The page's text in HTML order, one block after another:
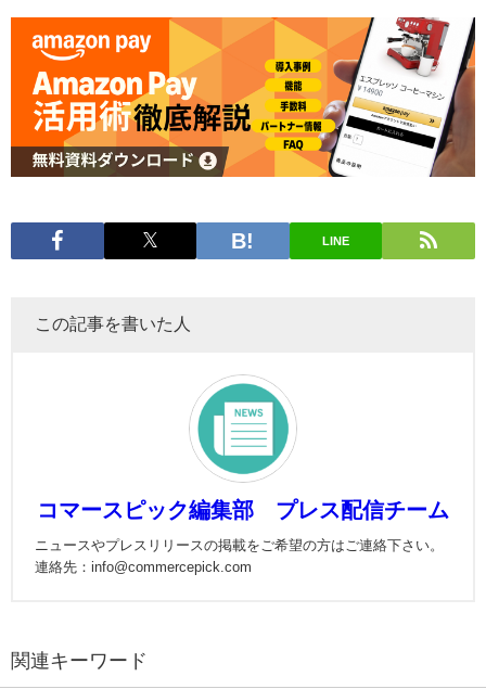
LINE
この記事を書いた人
コマースピック編集部 プレス配信チーム
ニュースやプレスリリースの掲載をご希望の方はご連絡下さい。
連絡先：info@commercepick.com
関連キーワード